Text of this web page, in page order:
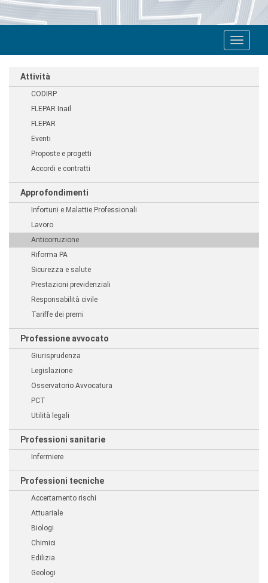
Toggle
Attività
CODIRP
FLEPAR Inail
FLEPAR
Eventi
Proposte e progetti
Accordi e contratti
Approfondimenti
Infortuni e Malattie Professionali
Lavoro
Anticorruzione
Riforma PA
Sicurezza e salute
Prestazioni previdenziali
Responsabilità civile
Tariffe dei premi
Professione avvocato
Giurisprudenza
Legislazione
Osservatorio Avvocatura
PCT
Utilità legali
Professioni sanitarie
Infermiere
Professioni tecniche
Accertamento rischi
Attuariale
Biologi
Chimici
Edilizia
Geologi